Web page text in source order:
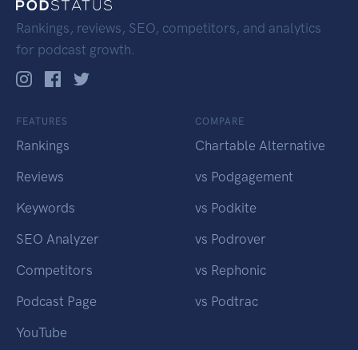
Rankings, reviews, SEO, competitors, and analytics
for podcast growth.
FEATURES
Rankings
Reviews
Keywords
SEO Analyzer
Competitors
Podcast Page
YouTube
COMPARE
Chartable Alternative
vs Podgagement
vs Podkite
vs Podrover
vs Rephonic
vs Podtrac